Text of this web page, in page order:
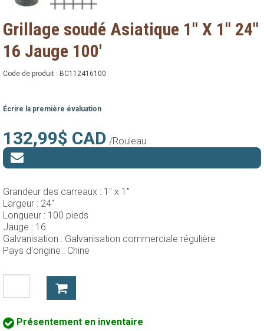
Grillage soudé Asiatique 1" X 1" 24"
16 Jauge 100'
Code de produit : BC112416100
Écrire la première évaluation
132,99$ CAD /Rouleau
Grandeur des carreaux : 1" x 1"
Largeur : 24"
Longueur : 100 pieds
Jauge : 16
Galvanisation : Galvanisation commerciale régulière
Pays d'origine : Chine
Présentement en inventaire